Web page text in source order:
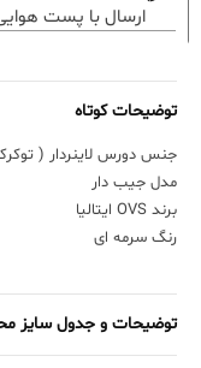
ارسال با پست
توضیحات کوتاه
جنس دورس لاینردار (
مدل جیب دار
برند OVS ایتالیا
رنگ سرمه ای
توضیحات و جدول سایز